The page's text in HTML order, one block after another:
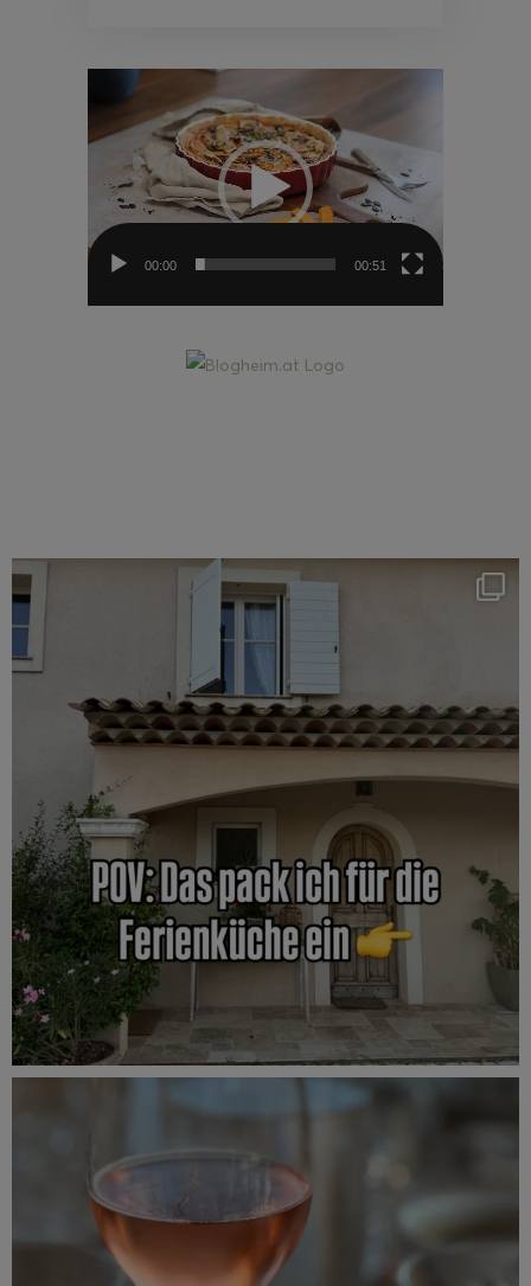
Video-
00:00 00:51